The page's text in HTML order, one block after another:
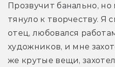
Прозвучит банально, но
тянуло к творчеству. Я
отец, любовался
художников, и мне
же крутые вещи,